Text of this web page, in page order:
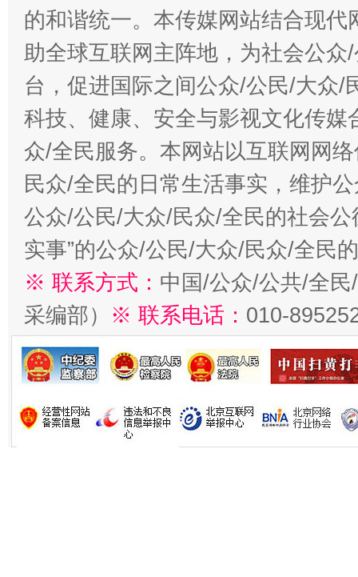
的和谐统一。本传媒网站结合现
助全球互联网主阵地，为社会公
台，促进国际之间公众/公民/大众/
科技、健康、安全与影视文化传
众/全民服务。本网站以互联网网
民众/全民的日常生活事实，维护
公众/公民/大众/民众/全民的社会公
实事”的公众/公民/大众/民众/全民
※ 联系方式： 中国/公众/公共/全
采编部） ※ 联系电话： 010-